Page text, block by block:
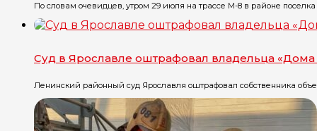
По словам очевидцев, утром 29 июля на трассе М-8 в районе поселка
Суд в Ярославле оштрафовал владельца «Дома
Ленинский районный суд Ярославля оштрафовал собственника